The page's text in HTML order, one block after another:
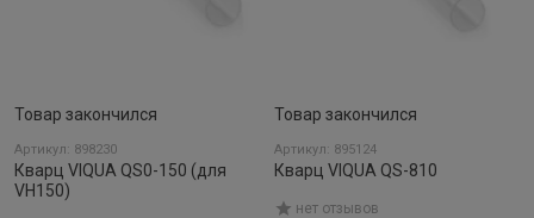
Товар закончился
Артикул: 898230
Кварц VIQUA QS0-150 (для
VH150)
Товар закончился
Артикул: 895124
Кварц VIQUA QS-810
нет отзывов